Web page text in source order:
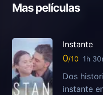
Mas películas
Instante
0 1h
Dos
instante